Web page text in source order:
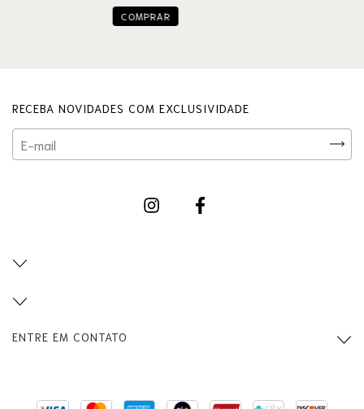
COMPRAR
RECEBA NOVIDADES COM EXCLUSIVIDADE
ENTRE EM CONTATO